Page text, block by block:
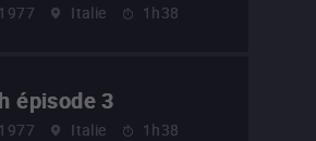
1977 Italie 1h38
épisode 3
1977 Italie 1h38